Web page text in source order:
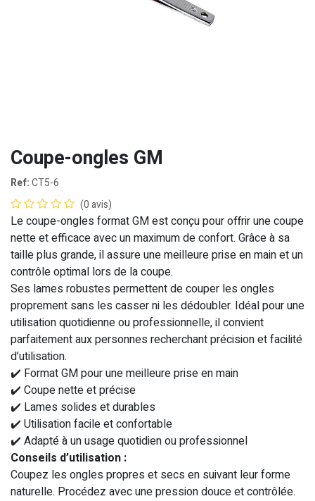
Coupe-ongles GM
Ref:CT5-6
(0 avis)
Le coupe-ongles format GM est conçu pour offrir une coupe
nette et efficace avec un maximum de confort. Grâce à sa
taille plus grande, il assure une meilleure prise en main et un
contrôle optimal lors de la coupe.
Ses lames robustes permettent de couper les ongles
proprement sans les casser ni les dédoubler. Idéal pour une
utilisation quotidienne ou professionnelle, il convient
parfaitement aux personnes recherchant précision et facilité
d’utilisation.
✔️ Format GM pour une meilleure prise en main
✔️ Coupe nette et précise
✔️ Lames solides et durables
✔️ Utilisation facile et confortable
✔️ Adapté à un usage quotidien ou professionnel
Conseils d’utilisation :
Coupez les ongles propres et secs en suivant leur forme
naturelle. Procédez avec une pression douce et contrôlée.